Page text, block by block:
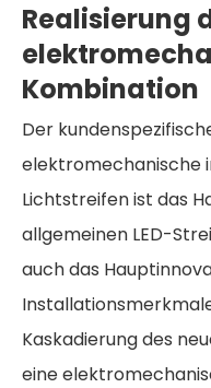
Realisierung
Kombination
Der
elektromechanische
Lichtstreifen ist das
allgemeinen LED-
auch das
Kaskadierung des
eine